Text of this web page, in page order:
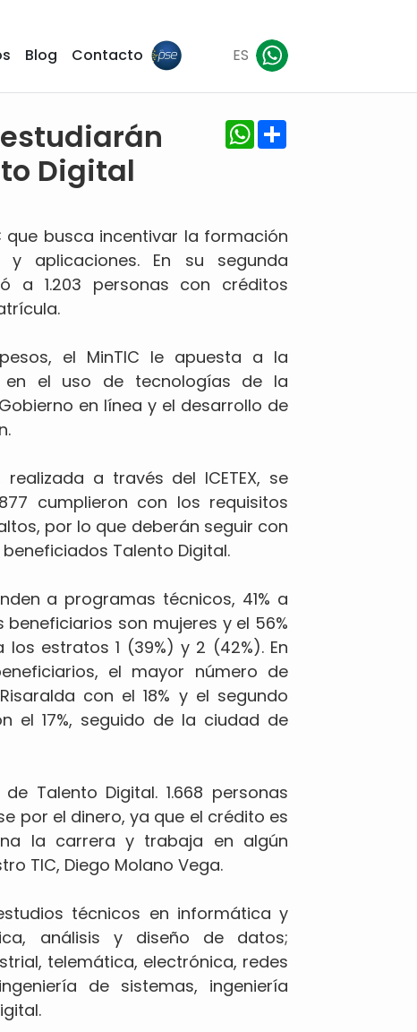
Blog Contacto ES
Digital
WhatsApp
que busca incentivar la formación
aplicaciones. En su segunda
a 1.203 personas con créditos
el MinTIC le apuesta a la
en el uso de tecnologías de la
en línea y el desarrollo de
a través del ICETEX, se
cumplieron con los requisitos
por lo que deberán seguir con
Talento Digital.
a programas técnicos, 41% a
beneficiarios son mujeres y el 56%
estratos 1 (39%) y 2 (42%). En
el mayor número de
con el 18% y el segundo
el 17%, seguido de la ciudad de
Talento Digital. 1.668 personas
por el dinero, ya que el crédito es
la carrera y trabaja en algún
TIC, Diego Molano Vega.
técnicos en informática y
análisis y diseño de datos;
telemática, electrónica, redes
de sistemas, ingeniería